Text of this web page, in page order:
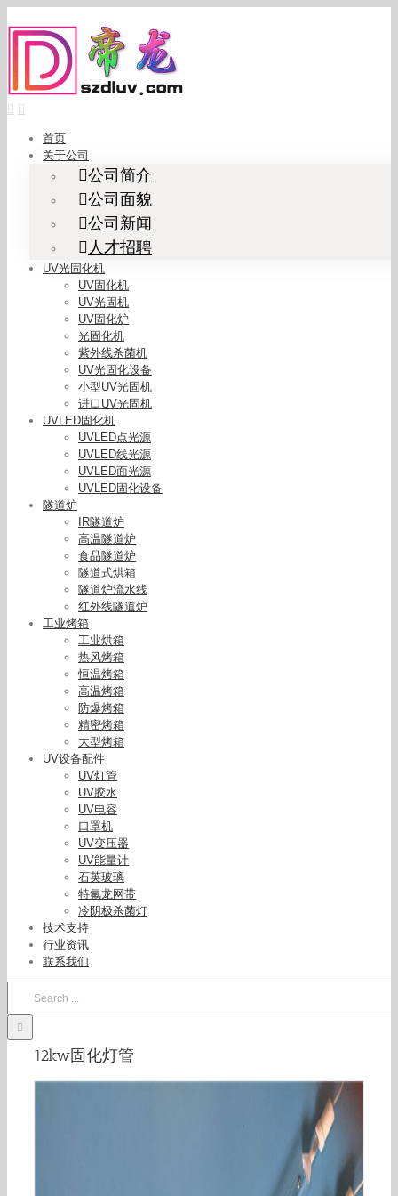
to
content
首页
关于公司
公司简介
公司面貌
公司新闻
人才招聘
UV光固化机
UV固化机
UV光固机
UV固化炉
光固化机
紫外线杀菌机
UV光固化设备
小型UV光固机
进口UV光固机
UVLED固化机
UVLED点光源
UVLED线光源
UVLED面光源
UVLED固化设备
隧道炉
IR隧道炉
高温隧道炉
食品隧道炉
隧道式烘箱
隧道炉流水线
红外线隧道炉
工业烤箱
工业烘箱
热风烤箱
恒温烤箱
高温烤箱
防爆烤箱
精密烤箱
大型烤箱
UV设备配件
UV灯管
UV胶水
UV电容
口罩机
UV变压器
UV能量计
石英玻璃
特氟龙网带
冷阴极杀菌灯
技术支持
行业资讯
联系我们
12kw固化灯管
紫外线灯管_uv固化灯管水银灯uv高压卤素进口